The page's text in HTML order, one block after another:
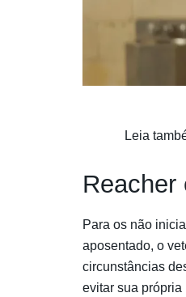
Leia
Reacher
Para os não
aposentado, o
circunstâncias
evitar sua própria